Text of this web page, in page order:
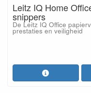
Leitz IQ Home
snippers
De Leitz IQ Office
prestaties en veiligheid